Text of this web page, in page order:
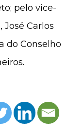
pelo vice-
Carlos
do Conselho